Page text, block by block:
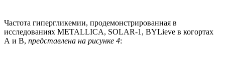
Частота гипергликемии, продемонстрированная в
исследованиях METALLICA, SOLAR-1, BYLieve в когортах
А и В, представлена на рисунке 4: